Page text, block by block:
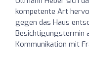
kompetente Art
gegen das Haus
Besichtigungstermin
Kommunikation mit